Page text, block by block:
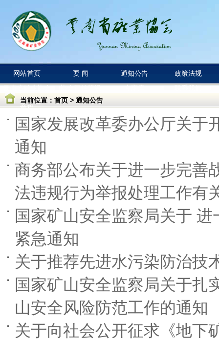
网站首页 要 闻 通知公告
政策法规
云南省矿业协会
章程
协会评估等级 专家库
联系我们
当前位置： 首页 > 通知公告
国家发展改革委办公厅关于
通知
商务部公布关于进一步完善
法违规行为举报处理工作有
国家矿山安全监察局关于
紧急通知
关于推荐先进水污染防治技
国家矿山安全监察局关于扎
山安全风险防范工作的通知
关于向社会公开征求《地下